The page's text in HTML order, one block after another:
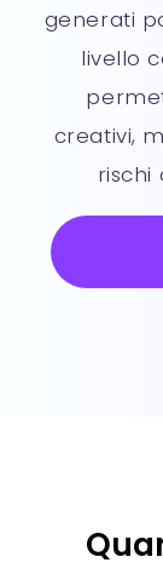
generati
livello
creativi,
rischi